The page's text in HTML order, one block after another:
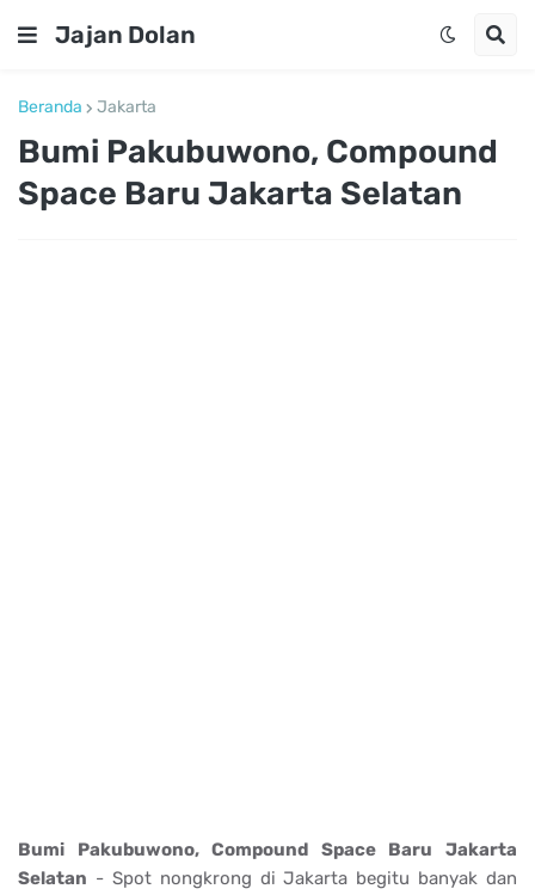
Jajan Dolan
Beranda Jakarta
Bumi Pakubuwono, Compound
Space Baru Jakarta Selatan
Bumi Pakubuwono, Compound Space Baru Jakarta
Selatan - Spot nongkrong di Jakarta begitu banyak dan